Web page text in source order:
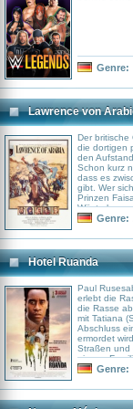
Genre:
Lawrence von
Der britische
die dortigen
den
Schon kurz
dass es
gibt. Wer
Prinzen
Wüste
Nefud zu
Genre:
Hotel Ruanda
Paul
erlebt die
die Rasse
mit Tatiana
Abschluss
ermordet
Straßen und
eigene
Nachbarn in
auf dem
weiteren
Genre: